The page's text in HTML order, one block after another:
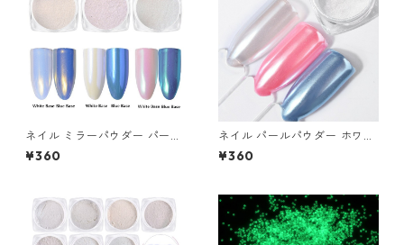
ネイル ミラーパウダー パール
パウダー ミラーネイル 鏡面 セ
ルフネイル ネイルアート ジェ
¥360
ネイル パールパウダー ホワイ
ト 白 ミラーパウダー ミラーネ
イル セルフネイル ネイルアー
ドネイル
¥360